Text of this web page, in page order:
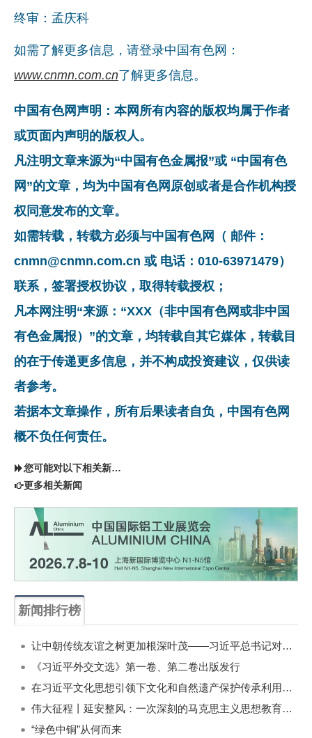
终审：孟庆科
如需了解更多信息，请登录中国有色网：
www.cnmn.com.cn了解更多信息。
中国有色网声明：本网所有内容的版权均属于作者
或页面内声明的版权人。
凡注明文章来源为“中国有色金属报”或 “中国有色
网”的文章，均为中国有色网原创或者是合作机构授
权同意发布的文章。
如需转载，转载方必须与中国有色网（ 邮件：
cnmn@cnmn.com.cn 或 电话：010-63971479）
联系，签署授权协议，取得转载授权；
凡本网注明“来源：“XXX（非中国有色网或非中国
有色金属报）”的文章，均转载自其它媒体，转载目
的在于传递更多信息，并不构成投资建议，仅供读
者参考。
若据本文章操作，所有后果读者自负，中国有色网
概不负任何责任。
您可能对以下相关新闻同样感兴趣
更多相关新闻
新闻排行榜
让中朝传统友谊之树更加根深叶茂——习近平总书记对朝鲜进行国事访问纪实
《习近平外交文选》第一卷、第二卷出版发行
在习近平文化思想引领下文化和自然遗产保护传承利用工作开创新局面
伟大征程丨延安整风：一次深刻的马克思主义思想教育运动
“绿色中铜”从何而来